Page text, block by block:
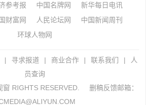
参考报 中国名牌网
新华每日电讯
财富网 人民论坛网
中国新闻周刊
环球人物网
| 寻求报道 | 商业合作 | 联系我们 |
人
员查询
RIGHTS RESERVED.
删稿反馈邮箱：